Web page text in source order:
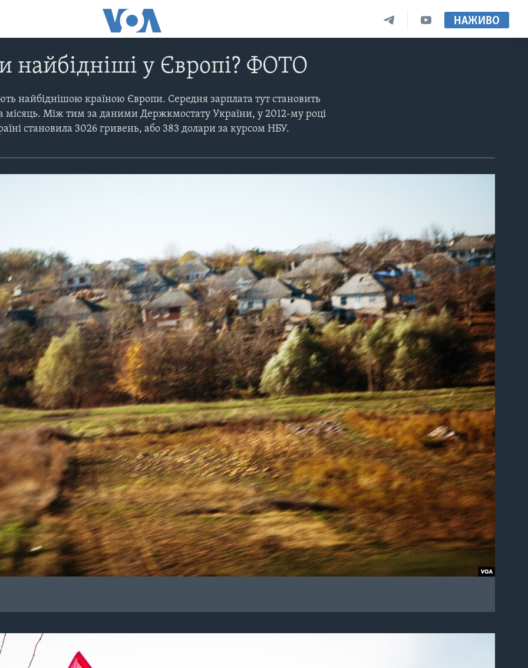
НАЖИВО
найбідніші у Європі? ФОТО
найбіднішою країною Європи. Середня зарплата тут становить
місяць. Між тим за даними Держкмостату України, у 2012-му році
становила 3026 гривень, або 383 долари за курсом НБУ.